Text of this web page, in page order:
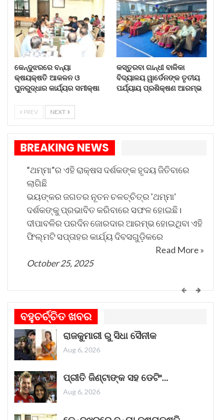
କେନ୍ଦୁଝରରେ ବନ୍ୟା
କ୍ଷୟକ୍ଷତି ଆକଳନ ଓ
ପୁନରୁଦ୍ଧାର କାର୍ଯ୍ୟର ସମୀକ୍ଷା
କସ୍ତୁରବା ଗାନ୍ଧୀ ବାଳିକା
ବିଦ୍ୟାଳୟ ୱାର୍ଡେନଙ୍କ ତୃତୀୟ
ପର୍ଯ୍ୟାୟ ପ୍ରଶିକ୍ଷଣ ଆରମ୍ଭ
PREV NEXT
BREAKING NEWS
“ଥମ୍ମା”ର ଏହି ରାକ୍ଷସ ଦର୍ଶକଙ୍କ ହୃଦୟ ଜିତିବାରେ
ଲାଗିଛି
ଭୟଙ୍କର ଜଗତର ନୂତନ ଚଳଚ୍ଚିତ୍ର 'ଥମ୍ମା'
ଦର୍ଶକଙ୍କୁ ପ୍ରଭାବିତ କରିବାରେ ସଫଳ ହୋଇଛି।
ଦୀପାବଳିର ପରଦିନ ଜୋରଦାର ଆରମ୍ଭ ହୋଇଥିବା ଏହି
ଫିଲ୍ମଟି ସପ୍ତାହର କାର୍ଯ୍ୟ ଦିବସଗୁଡ଼ିକରେ
Read More »
October 25, 2025
ଗୁରୁତ୍ୱପୂର୍ଣ୍ଣ ଖୁଲାସା।
ଶୁକ୍ରବାର ସକାଳେ ଆନ୍ଧ୍ରପ୍ରଦେଶର କୁର୍ଣ୍ଣୁଲରେ
ଏକ ବସ୍‌ରେ ନିଆଁ ଲାଗିଯିବାରୁ ୨୦ ଜଣ ପୋଡ଼ି
ମୃତ୍ୟୁବରଣ କରିଛନ୍ତି। ଏହି ଦୁଃଖଦ ଦୁର୍ଘଟଣା ସମଗ୍ର
ଦେଶକୁ ମର୍ମାହତ କରିଛି।
October 25, 2025
ବହୁଚର୍ଚ୍ଚିତ ଖବର
ରାଜକୁମାରୀ ରୁ ସିଧା ସୈନୀକ
Aug 6, 2026
ପ୍ରୀତି ଜିଣ୍ଟାଙ୍କ ସହ ଡେଟିଂ…
Aug 6, 2026